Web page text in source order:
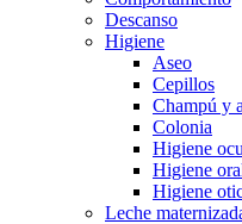
Descanso
Higiene
Aseo
Cepillos
Champú y
Colonia
Higiene
Higiene
Higiene
Leche